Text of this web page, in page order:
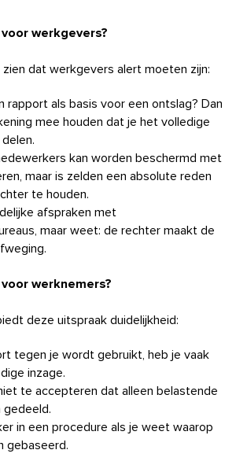
werkgevers?
zien dat werkgevers alert moeten zijn:
rapport als basis voor een ontslag? Dan
mee houden dat je het volledige
kan worden beschermd met
maar is zelden een absolute reden
te houden.
afspraken met
maar weet: de rechter maakt de
werknemers?
deze uitspraak duidelijkheid:
tegen je wordt gebruikt, heb je vaak
inzage.
te accepteren dat alleen belastende
gedeeld.
in een procedure als je weet waarop
gebaseerd.